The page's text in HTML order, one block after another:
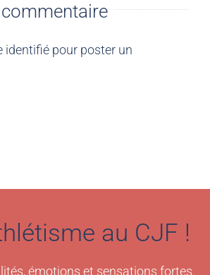
identifié pour poster un
au CJF !
émotions et sensations fortes.